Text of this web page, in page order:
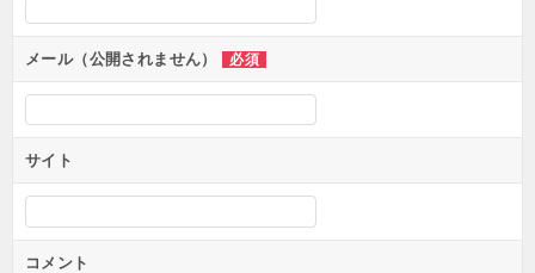
メール（公開されません） 必須
サイト
コメント